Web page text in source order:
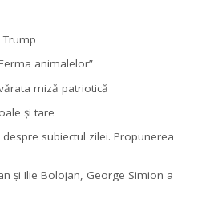
animalelor”
miză patriotică
şi tare
subiectul zilei. Propunerea
şi Ilie Bolojan, George Simion a